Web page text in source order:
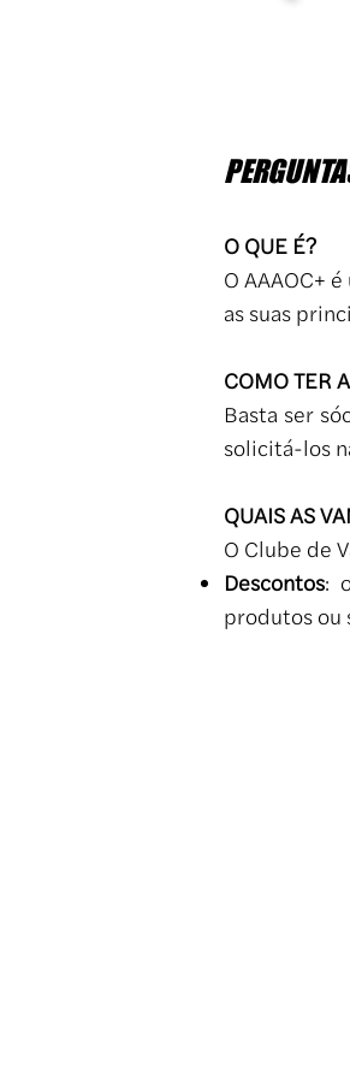
O QUE É?
O AAAOC+
as suas
COMO TER
Basta ser
solicitá-los
QUAIS AS
O Clube de
Descontos:
produtos ou